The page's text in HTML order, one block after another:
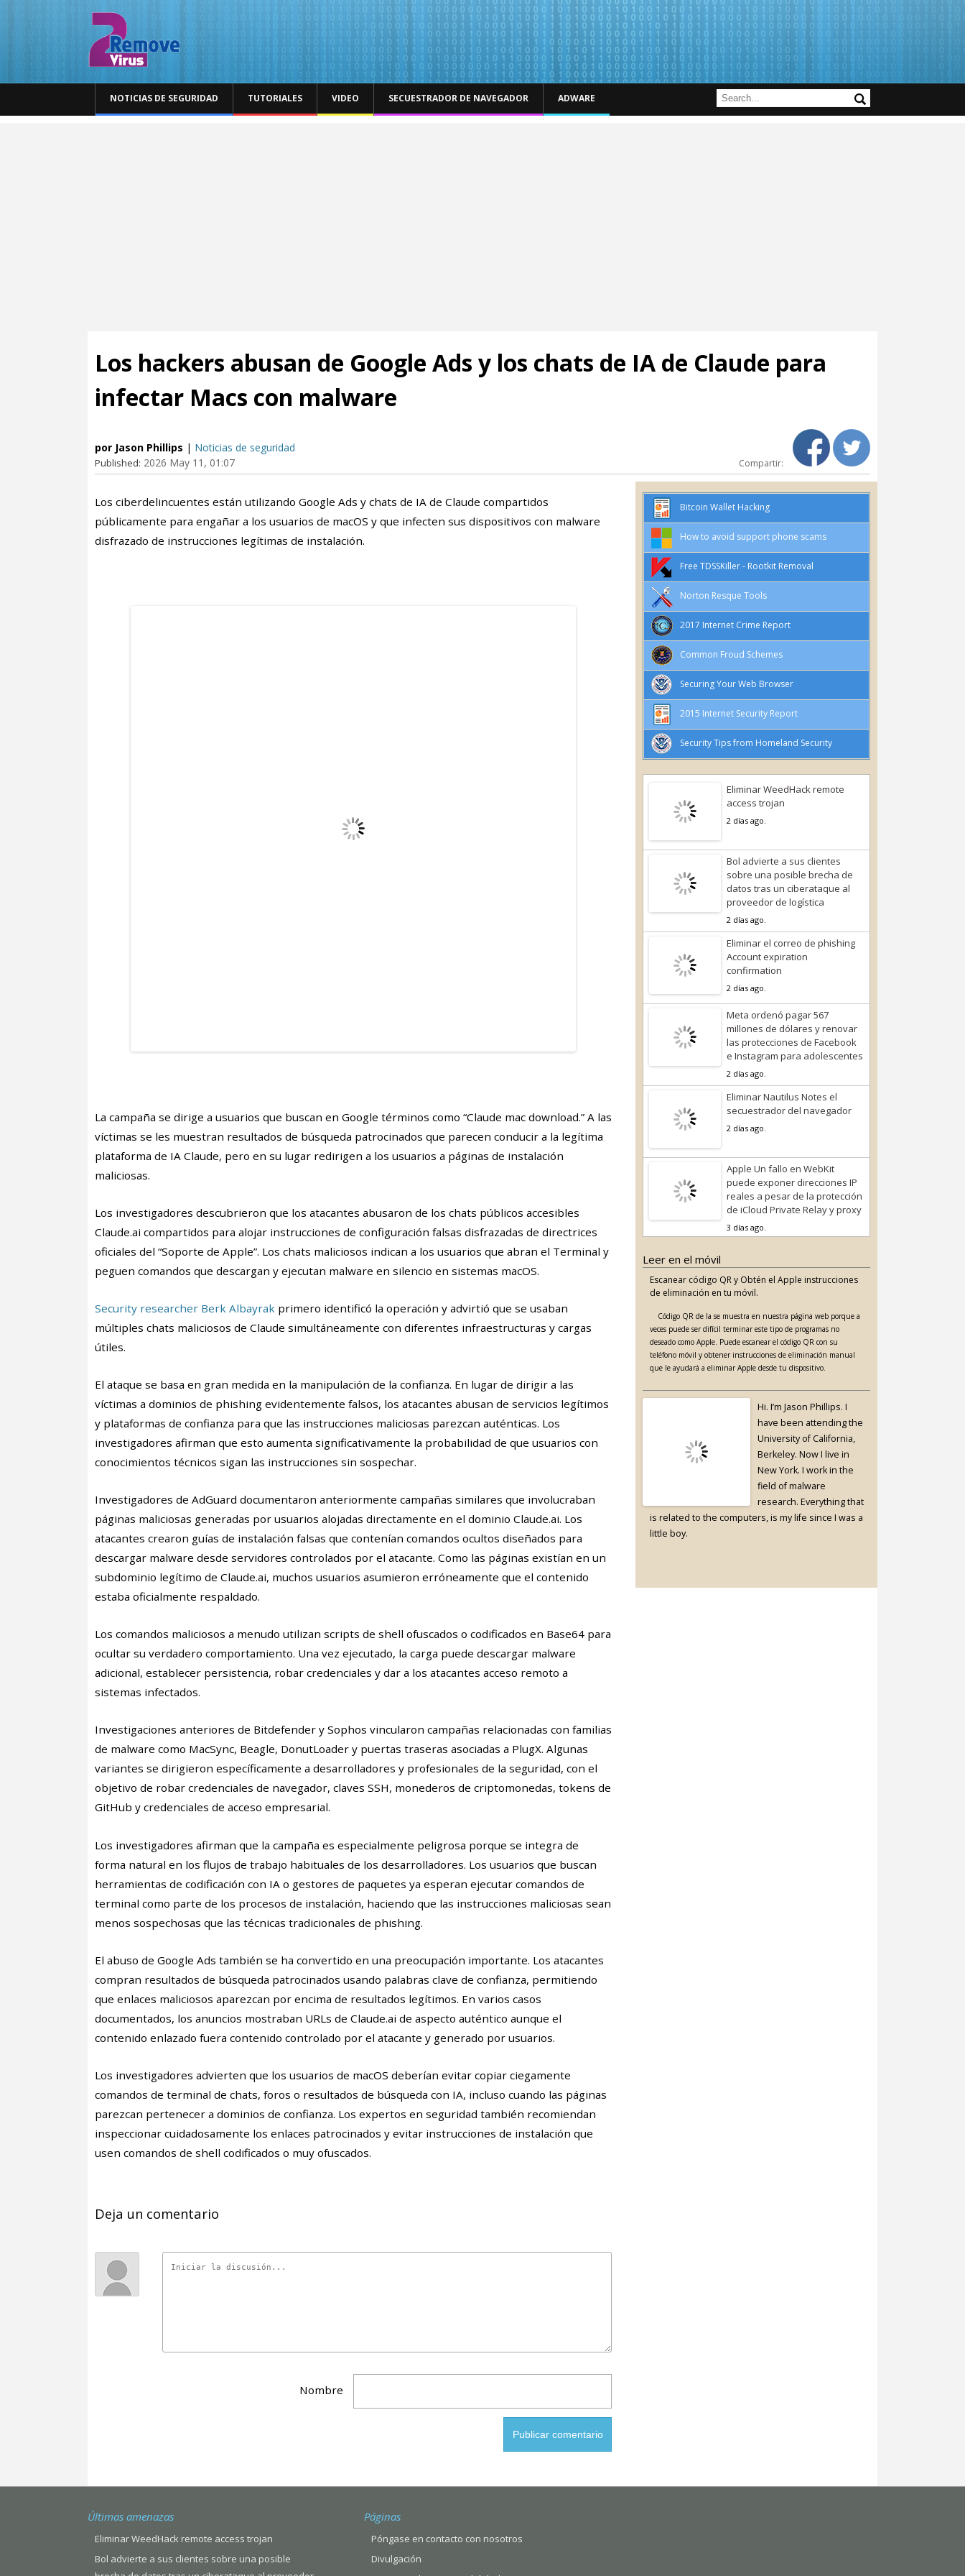
NOTICIAS DE SEGURIDAD TUTORIALES VIDEO SECUESTRADOR DE NAVEGADOR ADWARE
Los hackers abusan de Google Ads y los chats de IA de Claude para
infectar Macs con malware
por Jason Phillips | Noticias de seguridad
Published: 2026 May 11, 01:07 Compartir:
Los ciberdelincuentes están utilizando Google Ads y chats de IA de Claude compartidos
públicamente para engañar a los usuarios de macOS y que infecten sus dispositivos con malware
disfrazado de instrucciones legítimas de instalación.
La campaña se dirige a usuarios que buscan en Google términos como “Claude mac download.” A las
víctimas se les muestran resultados de búsqueda patrocinados que parecen conducir a la legítima
plataforma de IA Claude, pero en su lugar redirigen a los usuarios a páginas de instalación
maliciosas.
Los investigadores descubrieron que los atacantes abusaron de los chats públicos accesibles
Claude.ai compartidos para alojar instrucciones de configuración falsas disfrazadas de directrices
oficiales del “Soporte de Apple”. Los chats maliciosos indican a los usuarios que abran el Terminal y
peguen comandos que descargan y ejecutan malware en silencio en sistemas macOS.
Security researcher Berk Albayrak primero identificó la operación y advirtió que se usaban
múltiples chats maliciosos de Claude simultáneamente con diferentes infraestructuras y cargas
útiles.
El ataque se basa en gran medida en la manipulación de la confianza. En lugar de dirigir a las
víctimas a dominios de phishing evidentemente falsos, los atacantes abusan de servicios legítimos
y plataformas de confianza para que las instrucciones maliciosas parezcan auténticas. Los
investigadores afirman que esto aumenta significativamente la probabilidad de que usuarios con
conocimientos técnicos sigan las instrucciones sin sospechar.
Investigadores de AdGuard documentaron anteriormente campañas similares que involucraban
páginas maliciosas generadas por usuarios alojadas directamente en el dominio Claude.ai. Los
atacantes crearon guías de instalación falsas que contenían comandos ocultos diseñados para
descargar malware desde servidores controlados por el atacante. Como las páginas existían en un
subdominio legítimo de Claude.ai, muchos usuarios asumieron erróneamente que el contenido
estaba oficialmente respaldado.
Los comandos maliciosos a menudo utilizan scripts de shell ofuscados o codificados en Base64 para
ocultar su verdadero comportamiento. Una vez ejecutado, la carga puede descargar malware
adicional, establecer persistencia, robar credenciales y dar a los atacantes acceso remoto a
sistemas infectados.
Investigaciones anteriores de Bitdefender y Sophos vincularon campañas relacionadas con familias
de malware como MacSync, Beagle, DonutLoader y puertas traseras asociadas a PlugX. Algunas
variantes se dirigieron específicamente a desarrolladores y profesionales de la seguridad, con el
objetivo de robar credenciales de navegador, claves SSH, monederos de criptomonedas, tokens de
GitHub y credenciales de acceso empresarial.
Los investigadores afirman que la campaña es especialmente peligrosa porque se integra de
forma natural en los flujos de trabajo habituales de los desarrolladores. Los usuarios que buscan
herramientas de codificación con IA o gestores de paquetes ya esperan ejecutar comandos de
terminal como parte de los procesos de instalación, haciendo que las instrucciones maliciosas sean
menos sospechosas que las técnicas tradicionales de phishing.
El abuso de Google Ads también se ha convertido en una preocupación importante. Los atacantes
compran resultados de búsqueda patrocinados usando palabras clave de confianza, permitiendo
que enlaces maliciosos aparezcan por encima de resultados legítimos. En varios casos
documentados, los anuncios mostraban URLs de Claude.ai de aspecto auténtico aunque el
contenido enlazado fuera contenido controlado por el atacante y generado por usuarios.
Los investigadores advierten que los usuarios de macOS deberían evitar copiar ciegamente
comandos de terminal de chats, foros o resultados de búsqueda con IA, incluso cuando las páginas
parezcan pertenecer a dominios de confianza. Los expertos en seguridad también recomiendan
inspeccionar cuidadosamente los enlaces patrocinados y evitar instrucciones de instalación que
usen comandos de shell codificados o muy ofuscados.
Deja un comentario
Nombre
Bitcoin Wallet Hacking
How to avoid support phone scams
Free TDSSKiller - Rootkit Removal
Norton Resque Tools
2017 Internet Crime Report
Common Froud Schemes
Securing Your Web Browser
2015 Internet Security Report
Security Tips from Homeland Security
Eliminar WeedHack remote
access trojan
2 días ago.
Bol advierte a sus clientes
sobre una posible brecha de
datos tras un ciberataque al
proveedor de logística
2 días ago.
Eliminar el correo de phishing
Account expiration
confirmation
2 días ago.
Meta ordenó pagar 567
millones de dólares y renovar
las protecciones de Facebook
e Instagram para adolescentes
2 días ago.
Eliminar Nautilus Notes el
secuestrador del navegador
2 días ago.
Apple Un fallo en WebKit
puede exponer direcciones IP
reales a pesar de la protección
de iCloud Private Relay y proxy
3 días ago.
Leer en el móvil
Escanear código QR y Obtén el Apple instrucciones
de eliminación en tu móvil.
Código QR de la se muestra en nuestra página web porque a
veces puede ser difícil terminar este tipo de programas no
deseado como Apple. Puede escanear el código QR con su
teléfono móvil y obtener instrucciones de eliminación manual
que le ayudará a eliminar Apple desde tu dispositivo.
Hi. I’m Jason Phillips. I
have been attending the
University of California,
Berkeley. Now I live in
New York. I work in the
field of malware
research. Everything that
is related to the computers, is my life since I was a
little boy.
Últimas amenazas
Eliminar WeedHack remote access trojan
Bol advierte a sus clientes sobre una posible
Páginas
Póngase en contacto con nosotros
Divulgación